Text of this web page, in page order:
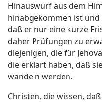
Hinauswurf aus dem
hinabgekommen ist
daß er nur eine kurze
daher Prüfungen zu
diejenigen, die für
die erklärt haben, daß
wandeln werden.
Christen, die wissen,